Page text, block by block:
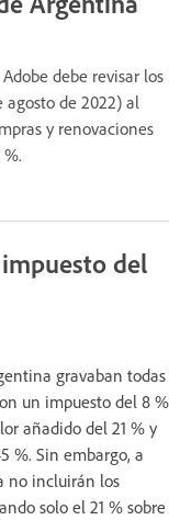
debe revisar los
agosto de 2022) al
y renovaciones
del
gravaban todas
un impuesto del 8 %
añadido del 21 % y
%. Sin embargo, a
no incluirán los
solo el 21 % sobre